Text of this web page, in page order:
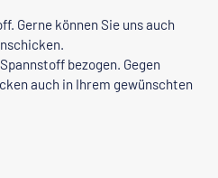
Gerne können Sie uns auch
bezogen. Gegen
auch in Ihrem gewünschten